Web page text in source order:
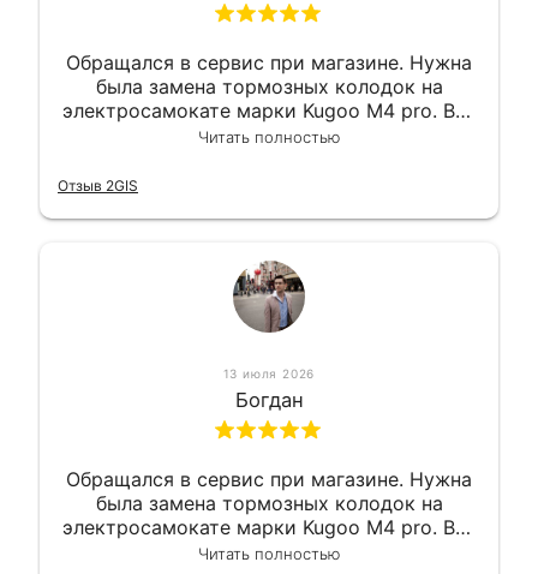
Обращался в сервис при магазине. Нужна
была замена тормозных колодок на
электросамокате марки Kugoo M4 pro. Всё
сделали в лучшем виде и в максимально
гарантии, поэтому и обратился в этот
Читать полностью
Отзыв 2GIS
13 июля 2026
Богдан
Обращался в сервис при магазине. Нужна
была замена тормозных колодок на
электросамокате марки Kugoo M4 pro. Всё
сделали в лучшем виде и в максимально
Читать полностью